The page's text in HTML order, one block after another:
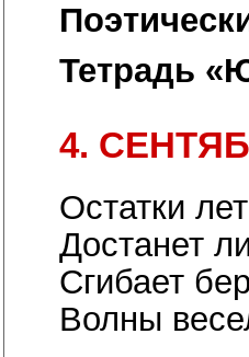
Тетрадь
4.
Остатки
Достанет
Сгибает
Волны